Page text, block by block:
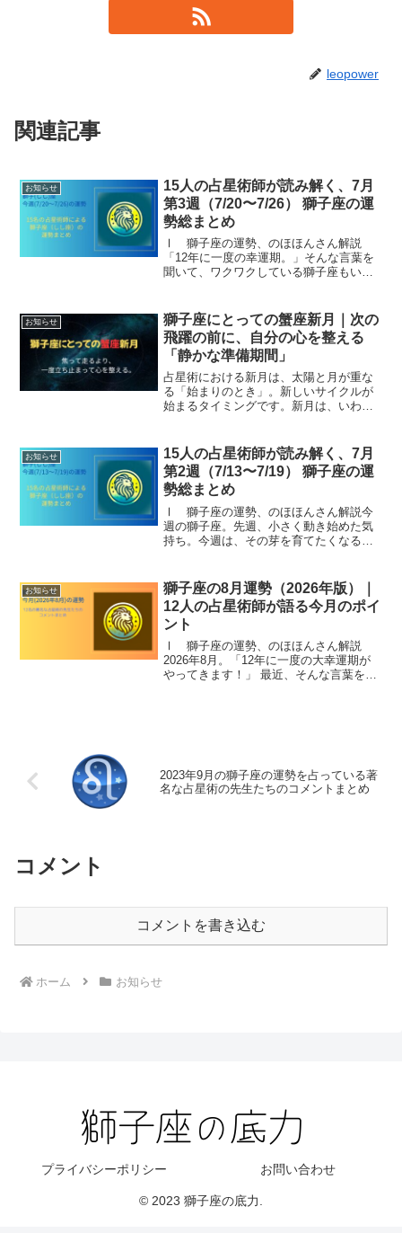
leopower
関連記事
お知らせ
15人の占星術師が読み解く、7月
第3週（7/20〜7/26） 獅子座の運
勢総まとめ
Ⅰ 獅子座の運勢、のほほんさん解説
「12年に一度の幸運期。」そんな言葉を
聞いて、ワクワクしている獅子座もいれ
ろ、「最近そんなに良いことなんてない
けど…。」そう感じている...
お知らせ
獅子座にとっての蟹座新月｜次の
飛躍の前に、自分の心を整える
「静かな準備期間」
占星術における新月は、太陽と月が重な
る「始まりのとき」。新しいサイクルが
始まるタイミングです。新月は、いわば
に大切なものだけを残して、新しい流れ
を迎える準備をする時間...
お知らせ
15人の占星術師が読み解く、7月
第2週（7/13〜7/19） 獅子座の運
勢総まとめ
Ⅰ 獅子座の運勢、のほほんさん解説今
週の獅子座。先週、小さく動き始めた気
持ち。今週は、その芽を育てたくなる一
ださい。焦らなくても大丈夫。実は今週
の星たちは、遠回りのよう...
お知らせ
獅子座の8月運勢（2026年版）｜
12人の占星術師が語る今月のポイ
ント
Ⅰ 獅子座の運勢、のほほんさん解説
2026年8月。「12年に一度の大幸運期が
やってきます！」 最近、そんな言葉を本
2023年9月の獅子座の運勢を占っている著
名な占星術の先生たちのコメントまとめ
コメント
コメントを書き込む
ホーム お知らせ
プライバシーポリシー お問い合わせ
© 2023 獅子座の底力.